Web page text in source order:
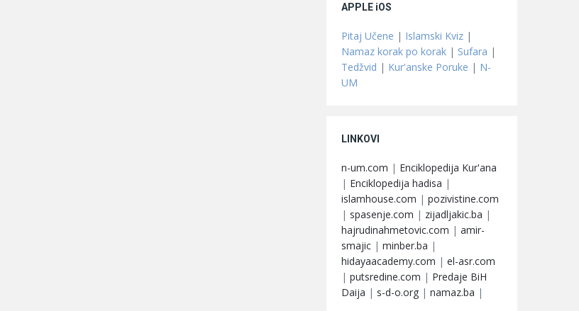
APPLE iOS
Pitaj Učene | Islamski Kviz |
Namaz korak po korak | Sufara |
Tedžvid | Kur'anske Poruke | N-
UM
LINKOVI
n-um.com | Enciklopedija Kur'ana
| Enciklopedija hadisa |
islamhouse.com | pozivistine.com
| spasenje.com | zijadljakic.ba |
hajrudinahmetovic.com | amir-
smajic | minber.ba |
hidayaacademy.com | el-asr.com
| putsredine.com | Predaje BiH
Daija | s-d-o.org | namaz.ba |